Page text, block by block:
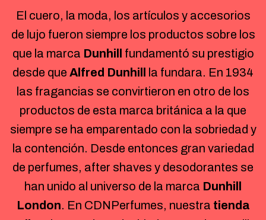
El cuero, la moda, los artículos y accesorios
de lujo fueron siempre los productos sobre los
que la marca Dunhill
fundamentó su prestigio
desde que Alfred Dunhill
la fundara. En 1934
las fragancias se convirtieron en otro de los
productos de esta marca británica a la que
siempre se ha emparentado con la sobriedad y
la contención. Desde entonces gran variedad
de perfumes, after shaves y desodorantes se
han unido al universo de la marca Dunhill
London. En CDNPerfumes, nuestra tienda